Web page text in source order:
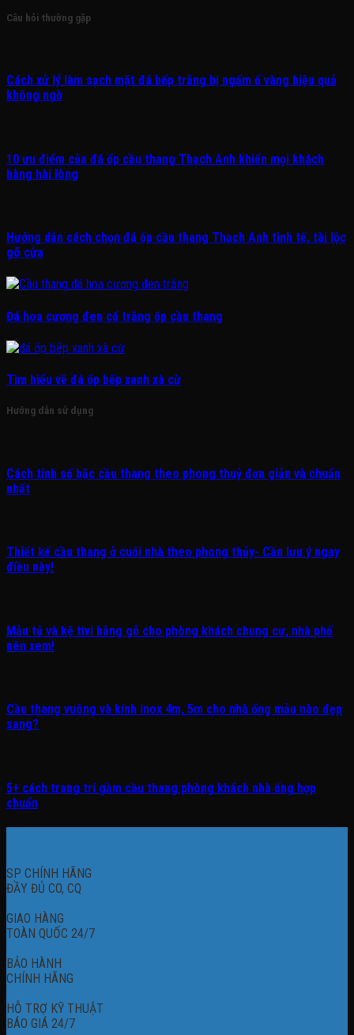
Câu hỏi thường gặp
Cách xử lý làm sạch mặt đá bếp trắng bị ngấm ố vàng hiệu quả
không ngờ
10 ưu điểm của đá ốp cầu thang Thạch Anh khiến mọi khách
hàng hài lòng
Hướng dẫn cách chọn đá ốp cầu thang Thạch Anh tinh tế, tài lộc
gõ cửa
Đá hoa cương đen cổ trắng ốp cầu thang
Tìm hiểu về đá ốp bếp xanh xà cừ
Hướng dẫn sử dụng
Cách tính số bậc cầu thang theo phong thuỷ đơn giản và chuẩn
nhất
Thiết kế cầu thang ở cuối nhà theo phong thủy- Cần lưu ý ngay
điều này!
Mẫu tủ và kệ tivi bằng gỗ cho phòng khách chung cư, nhà phố
nên xem!
Cầu thang vuông và kính inox 4m, 5m cho nhà ống mẫu nào đẹp
sang?
5+ cách trang trí gầm cầu thang phòng khách nhà ống hợp
chuẩn
SP CHÍNH HÃNG
ĐẦY ĐỦ CO, CQ
GIAO HÀNG
TOÀN QUỐC 24/7
BẢO HÀNH
CHÍNH HÃNG
HỖ TRỢ KỸ THUẬT
BÁO GIÁ 24/7